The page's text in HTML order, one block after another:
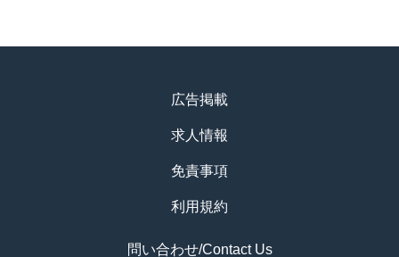
広告掲載
求人情報
免責事項
利用規約
問い合わせ/Contact Us